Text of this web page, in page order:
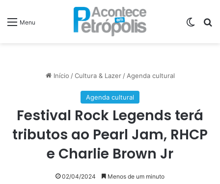
Menu
Início / Cultura & Lazer / Agenda cultural
Agenda cultural
Festival Rock Legends terá
tributos ao Pearl Jam, RHCP
e Charlie Brown Jr
02/04/2024 Menos de um minuto